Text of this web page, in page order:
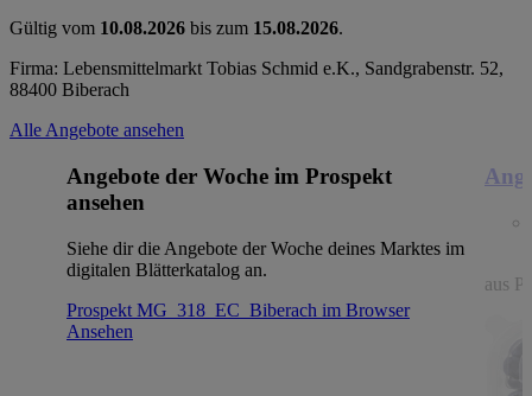
Gültig vom 10.08.2026 bis zum 15.08.2026.
Firma: Lebensmittelmarkt Tobias Schmid e.K., Sandgrabenstr. 52,
88400 Biberach
Alle Angebote ansehen
Angebote der Woche im Prospekt
ansehen
Siehe dir die Angebote der Woche deines Marktes im
digitalen Blätterkatalog an.
Prospekt MG_318_EC_Biberach im Browser
Ansehen
aus